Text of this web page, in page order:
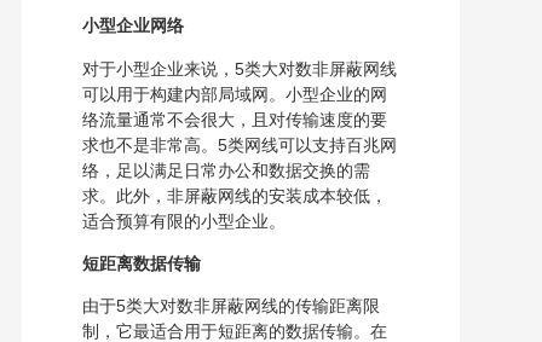
小型企业网络
对于小型企业来说，5类大对数非屏蔽网线
可以用于构建内部局域网。小型企业的网
络流量通常不会很大，且对传输速度的要
求也不是非常高。5类网线可以支持百兆网
络，足以满足日常办公和数据交换的需
求。此外，非屏蔽网线的安装成本较低，
适合预算有限的小型企业。
短距离数据传输
由于5类大对数非屏蔽网线的传输距离限
制，它最适合用于短距离的数据传输。在